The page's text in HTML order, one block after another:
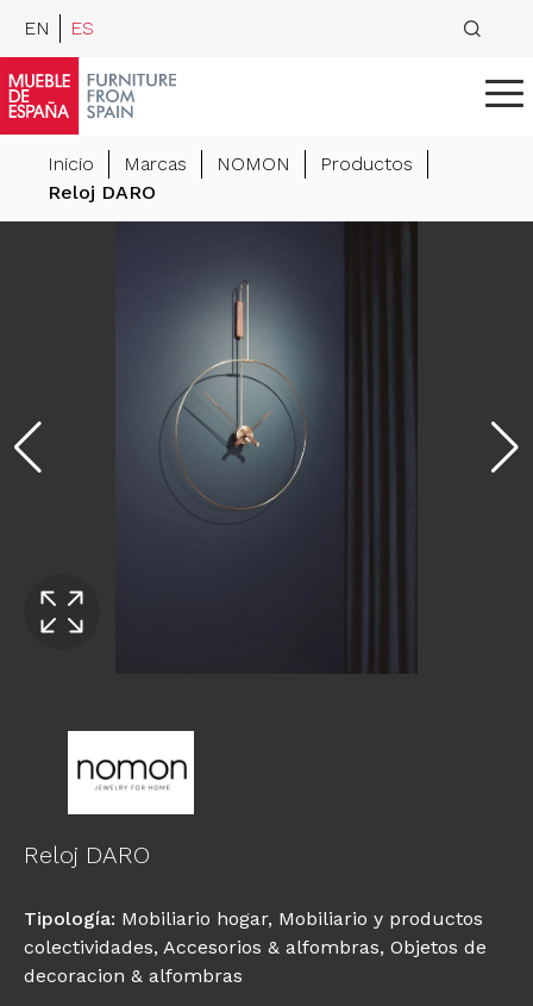
EN ES
Inicio Marcas NOMON
Productos
Reloj DARO
Reloj DARO
Tipología: Mobiliario hogar, Mobiliario y productos
colectividades, Accesorios & alfombras, Objetos de
decoracion & alfombras